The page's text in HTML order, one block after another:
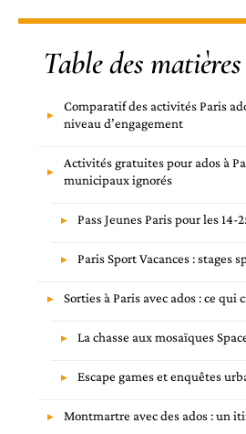
Table des matières
Comparatif des activités Paris
niveau d’engagement
Activités gratuites pour ados à
municipaux ignorés
Pass Jeunes Paris pour les 14-
Paris Sport Vacances : stages
Sorties à Paris avec ados : ce qui
La chasse aux mosaïques
Escape games et enquêtes
Montmartre avec des ados : un